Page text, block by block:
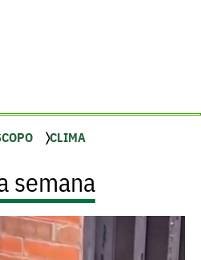
CLIMA
semana